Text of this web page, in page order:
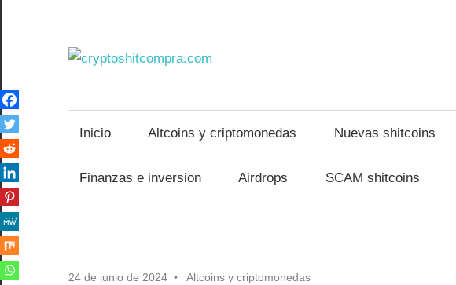
contenido
Inicio Altcoins y criptomonedas Nuevas shitcoins
Finanzas e inversion Airdrops SCAM shitcoins
24 de junio de 2024 Altcoins y criptomonedas